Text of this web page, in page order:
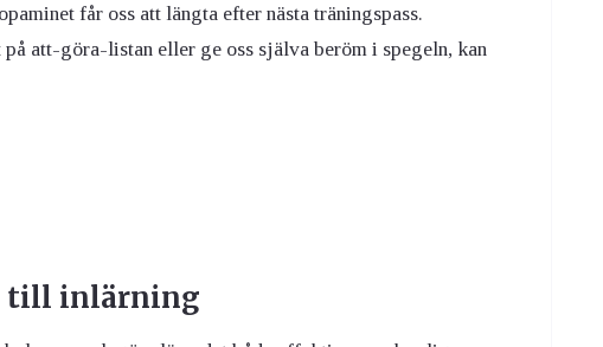
får oss att längta efter nästa träningspass.
att-göra-listan eller ge oss själva beröm i spegeln, kan
till inlärning